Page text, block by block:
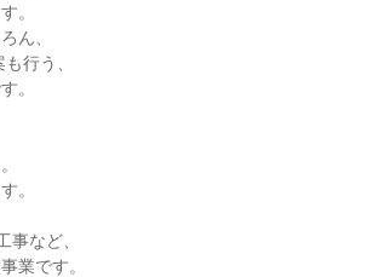
。
ん、
行う、
。
。
事など、
業です。